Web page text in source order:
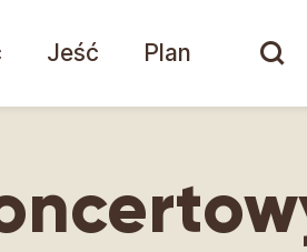
Jeść Plan